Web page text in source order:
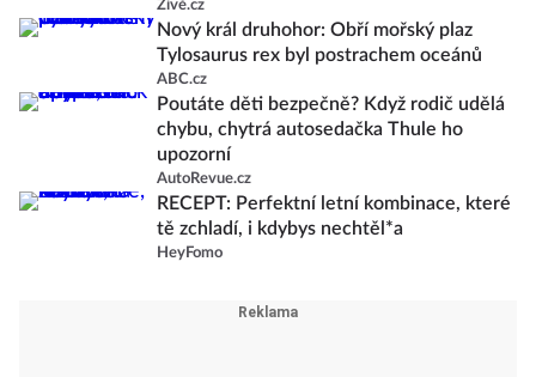
Živě.cz
Nový král druhohor: Obří mořský plaz
Tylosaurus rex byl postrachem oceánů
ABC.cz
Poutáte děti bezpečně? Když rodič udělá
chybu, chytrá autosedačka Thule ho
upozorní
AutoRevue.cz
RECEPT: Perfektní letní kombinace, které
tě zchladí, i kdybys nechtěl*a
HeyFomo